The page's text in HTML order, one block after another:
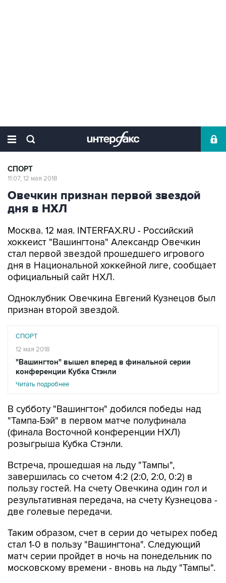
СПОРТ
11:07, 12 мая 2018
Овечкин признан первой звездой
дня в НХЛ
Москва. 12 мая. INTERFAX.RU - Российский
хоккеист "Вашингтона" Александр Овечкин
стал первой звездой прошедшего игрового
дня в Национальной хоккейной лиге, сообщает
официальный сайт НХЛ.
Одноклубник Овечкина Евгений Кузнецов был
признан второй звездой.
СПОРТ
12 мая 2018
"Вашингтон" вышел вперед в финальной серии
конференции Кубка Стэнли
Читать подробнее
В субботу "Вашингтон" добился победы над
"Тампа-Бэй" в первом матче полуфинала
(финала Восточной конференции НХЛ)
розыгрыша Кубка Стэнли.
Встреча, прошедшая на льду "Тампы",
завершилась со счетом 4:2 (2:0, 2:0, 0:2) в
пользу гостей. На счету Овечкина один гол и
результативная передача, на счету Кузнецова -
две голевые передачи.
Таким образом, счет в серии до четырех побед
стал 1-0 в пользу "Вашингтона". Следующий
матч серии пройдет в ночь на понедельник по
московскому времени - вновь на льду "Тампы".